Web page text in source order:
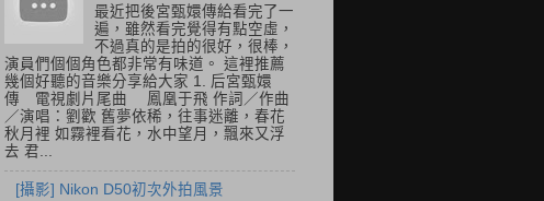
最近把後宮甄嬛傳給看完了一
遍，雖然看完覺得有點空虛，
不過真的是拍的很好，很棒，
演員們個個角色都非常有味道。 這裡推薦
幾個好聽的音樂分享給大家 1. 后宮甄嬛
傳 電視劇片尾曲 鳳凰于飛 作詞／作曲
／演唱：劉歡 舊夢依稀，往事迷離，春花
秋月裡 如霧裡看花，水中望月，飄來又浮
去 君...
[攝影] Nikon D50初次外拍風景